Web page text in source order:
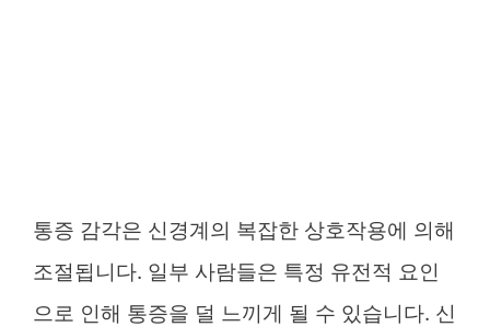
통증 감각은 신경계의 복잡한 상호작용에 의해
조절됩니다. 일부 사람들은 특정 유전적 요인
으로 인해 통증을 덜 느끼게 될 수 있습니다. 신